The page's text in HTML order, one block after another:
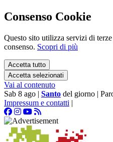
Consenso Cookie
Questo sito utilizza servizi di
consenso. Scopri di più
Accetta tutto
Accetta selezionati
Vai al contenuto
Sab 8 ago | Santo del giorno |
Impressum e contatti |